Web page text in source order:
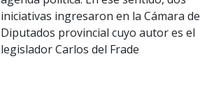
iniciativas ingresaron en la Cámara de
Diputados provincial cuyo autor es el
legislador Carlos del Frade